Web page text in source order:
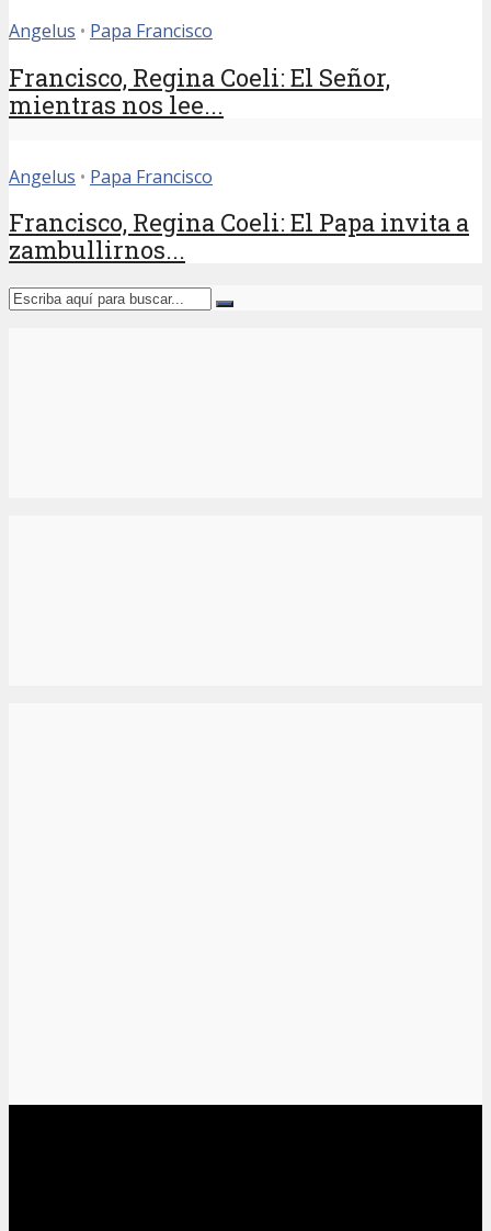
Angelus • Papa Francisco
Francisco, Regina Coeli: El Señor,
mientras nos lee...
Angelus • Papa Francisco
Francisco, Regina Coeli: El Papa invita a
zambullirnos...